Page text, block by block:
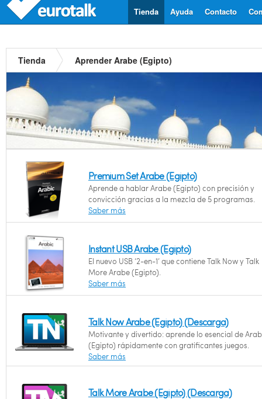
Contacto
Ayuda
Tienda
Tienda Aprender Arabe (Egipto)
Premium Set Arabe (Egipto)
Aprende a hablar Arabe (Egipto) con precisión y
convicción gracias a la mezcla de 5 programas.
Saber más
Instant USB Arabe (Egipto)
El nuevo USB ‘2-en-1’ que contiene Talk Now y Talk
More Arabe (Egipto).
Saber más
Talk Now Arabe (Egipto) (Descarga)
Motivante y divertido: aprende lo esencial de
(Egipto) rápidamente con gratificantes juegos.
Saber más
Talk More Arabe (Egipto) (Descarga)